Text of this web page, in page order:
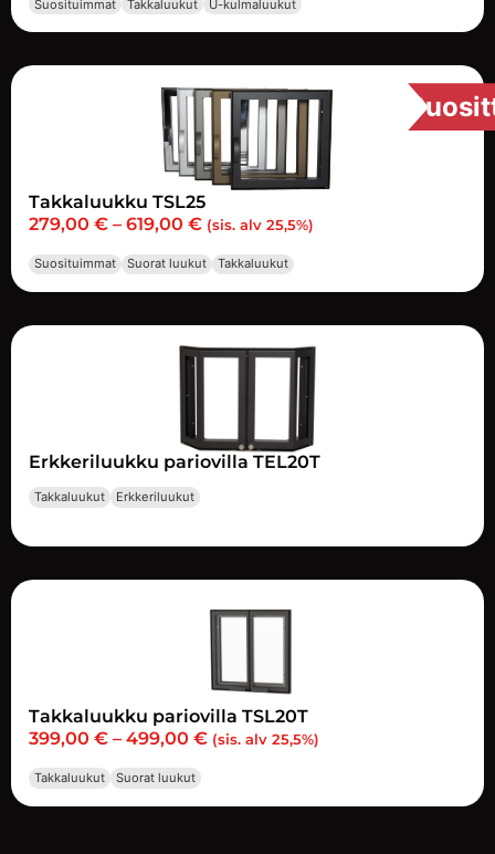
Suosituimmat Takkaluukut U-kulmaluukut
Takkaluukku TSL25
279,00 € – 619,00 € (sis. alv 25,5%)
Suosituimmat Suorat luukut Takkaluukut
Erkkeriluukku pariovilla TEL20T
Takkaluukut Erkkeriluukut
Takkaluukku pariovilla TSL20T
399,00 € – 499,00 € (sis. alv 25,5%)
Takkaluukut Suorat luukut